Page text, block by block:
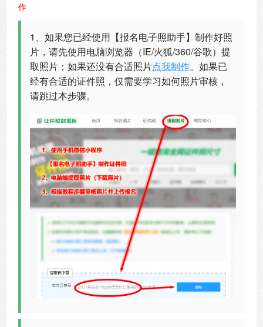
作
1、如果您已经使用【报名电子照助手】制作好照
片，请先使用电脑浏览器（IE/火狐/360/谷歌）提
取照片；如果还没有合适照片点我制作。如果已
经有合适的证件照，仅需要学习如何照片审核，
请跳过本步骤。